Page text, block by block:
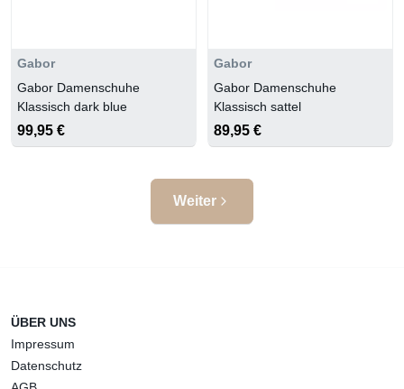
Gabor
Gabor Damenschuhe
Klassisch dark blue
99,95 €
Gabor
Gabor Damenschuhe
Klassisch sattel
89,95 €
Weiter
ÜBER UNS
Impressum
Datenschutz